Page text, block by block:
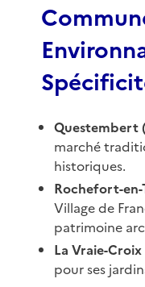
Questembert
marché
historiques.
Rochefort-
Village de
patrimoine
La Vraie-
pour ses